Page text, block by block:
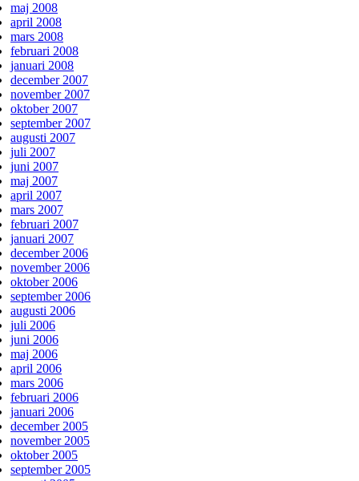
maj 2008
april 2008
mars 2008
februari 2008
januari 2008
december 2007
november 2007
oktober 2007
september 2007
augusti 2007
juli 2007
juni 2007
maj 2007
april 2007
mars 2007
februari 2007
januari 2007
december 2006
november 2006
oktober 2006
september 2006
augusti 2006
juli 2006
juni 2006
maj 2006
april 2006
mars 2006
februari 2006
januari 2006
december 2005
november 2005
oktober 2005
september 2005